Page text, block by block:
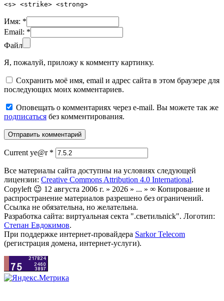
<s> <strike> <strong>
Имя: *
Email: *
Файл
Я, пожалуй, приложу к комменту картинку.
Сохранить моё имя, email и адрес сайта в этом браузере для
последующих моих комментариев.
Оповещать о комментариях через e-mail. Вы можете так же
подписаться без комментирования.
Current ye@r *
Все материалы сайта доступны на условиях следующей
лицензии: Creative Commons Attribution 4.0 International.
Copyleft 😉 12 августа 2006 г. » 2026 » ... » ∞ Копирование и
распространение материалов разрешено без ограничений.
Ссылка не обязательна, но желательна.
Разработка сайта: виртуальная секта ".светильnick". Логотип:
Степан Евдокимов.
При поддержке интернет-провайдера Sarkor Telecom
(регистрация домена, интернет-услуги).